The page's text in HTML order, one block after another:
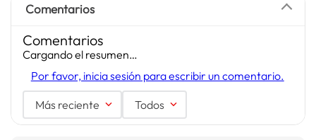
Comentarios
Comentarios
Cargando el resumen…
Por favor, inicia sesión para escribir un comentario.
Más reciente Todos